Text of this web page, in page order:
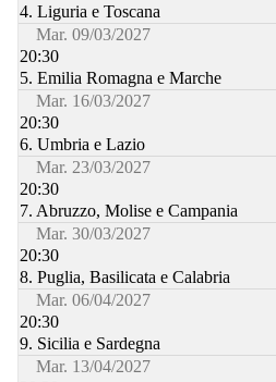
4. Liguria e Toscana
Mar. 09/03/2027
20:30
5. Emilia Romagna e Marche
Mar. 16/03/2027
20:30
6. Umbria e Lazio
Mar. 23/03/2027
20:30
7. Abruzzo, Molise e Campania
Mar. 30/03/2027
20:30
8. Puglia, Basilicata e Calabria
Mar. 06/04/2027
20:30
9. Sicilia e Sardegna
Mar. 13/04/2027